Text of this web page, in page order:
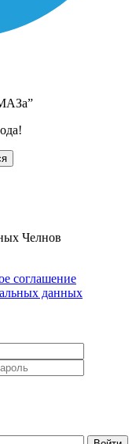
Челнов
соглашение
данных